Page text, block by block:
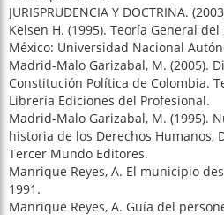
JURISPRUDENCIA Y DOCTRINA.
Kelsen H. (1995). Teoría General
México: Universidad Nacional
Madrid-Malo Garizabal, M. (2005).
Constitución Política de Colombia.
Librería Ediciones del Profesional.
Madrid-Malo Garizabal, M. (1995).
historia de los Derechos Humanos,
Tercer Mundo Editores.
Manrique Reyes, A. El municipio
1991.
Manrique Reyes, A. Guía del